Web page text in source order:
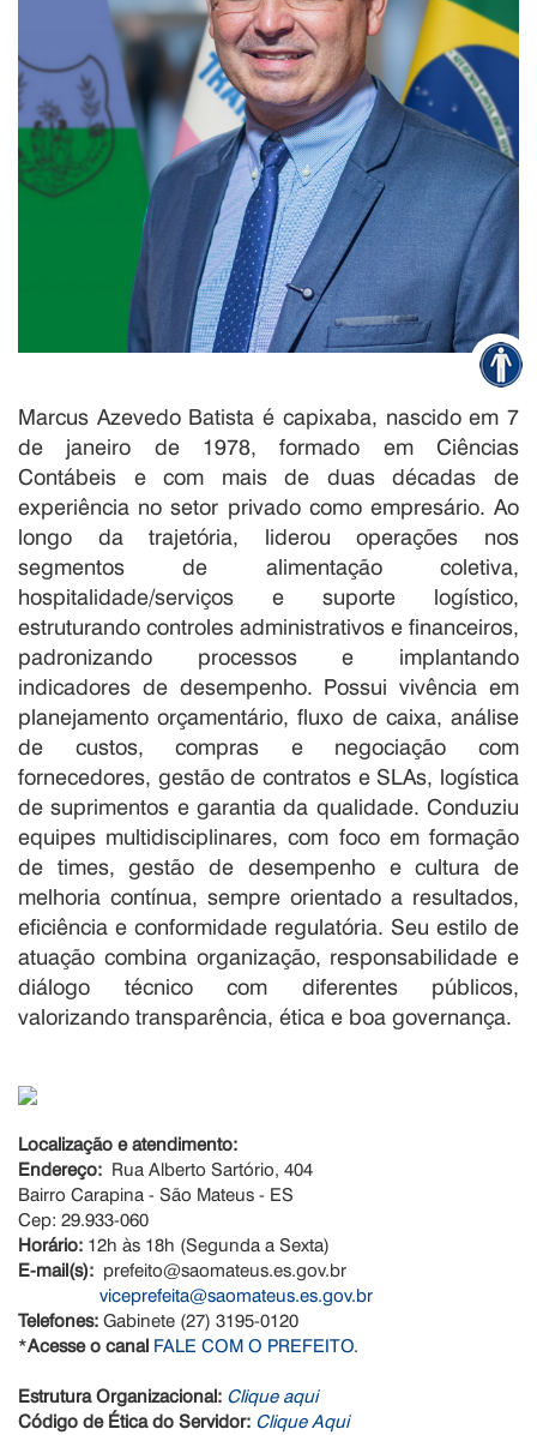
Marcus Azevedo Batista é capixaba, nascido em 7
de janeiro de 1978, formado em Ciências
Contábeis e com mais de duas décadas de
experiência no setor privado como empresário. Ao
longo da trajetória, liderou operações nos
segmentos de alimentação coletiva,
hospitalidade/serviços e suporte logístico,
estruturando controles administrativos e financeiros,
padronizando processos e implantando
indicadores de desempenho. Possui vivência em
planejamento orçamentário, fluxo de caixa, análise
de custos, compras e negociação com
fornecedores, gestão de contratos e SLAs, logística
de suprimentos e garantia da qualidade. Conduziu
equipes multidisciplinares, com foco em formação
de times, gestão de desempenho e cultura de
melhoria contínua, sempre orientado a resultados,
eficiência e conformidade regulatória. Seu estilo de
atuação combina organização, responsabilidade e
diálogo técnico com diferentes públicos,
valorizando transparência, ética e boa governança.
Localização e atendimento:
Endereço: Rua Alberto Sartório, 404
Bairro Carapina - São Mateus - ES
Cep: 29.933-060
Horário: 12h às 18h (Segunda a Sexta)
E-mail(s): prefeito@saomateus.es.gov.br
viceprefeita@saomateus.es.gov.br
Telefones: Gabinete (27) 3195-0120
*Acesse o canal FALE COM O PREFEITO.
Estrutura Organizacional: Clique aqui
Código de Ética do Servidor: Clique Aqui